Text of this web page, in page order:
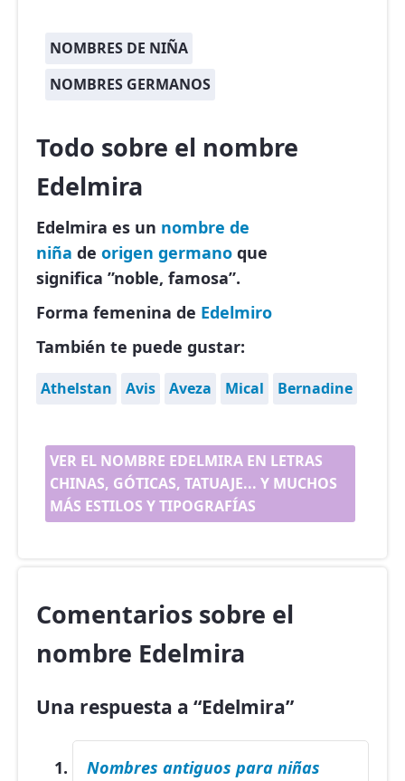
NOMBRES DE NIÑA
NOMBRES GERMANOS
Todo sobre el nombre
Edelmira
Edelmira es un nombre de
niña de origen germano que
significa ”noble, famosa”.
Forma femenina de Edelmiro
También te puede gustar:
Athelstan Avis Aveza Mical Bernadine
VER EL NOMBRE EDELMIRA EN LETRAS
CHINAS, GÓTICAS, TATUAJE... Y MUCHOS
MÁS ESTILOS Y TIPOGRAFÍAS
Comentarios sobre el
nombre Edelmira
Una respuesta a “Edelmira”
Nombres antiguos para niñas